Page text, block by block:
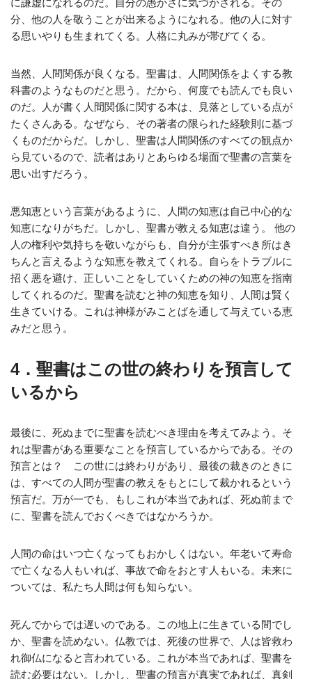
分、他の人を敬うことが出来るようになれる。他の人に対す
る思いやりも生まれてくる。人格に丸みが帯びてくる。
当然、人間関係が良くなる。聖書は、人間関係をよくする教
科書のようなものだと思う。だから、何度でも読んでも良い
のだ。人が書く人間関係に関する本は、見落としている点が
たくさんある。なぜなら、その著者の限られた経験則に基づ
くものだからだ。しかし、聖書は人間関係のすべての観点か
ら見ているので、読者はありとあらゆる場面で聖書の言葉を
思い出すだろう。
悪知恵という言葉があるように、人間の知恵は自己中心的な
知恵になりがちだ。しかし、聖書が教える知恵は違う。 他の
人の権利や気持ちを敬いながらも、自分が主張すべき所はき
ちんと言えるような知恵を教えてくれる。自らをトラブルに
招く悪を避け、正しいことをしていくための神の知恵を指南
してくれるのだ。聖書を読むと神の知恵を知り、人間は賢く
生きていける。これは神様がみことばを通して与えている恵
みだと思う。
4．聖書はこの世の終わりを預言して
いるから
最後に、死ぬまでに聖書を読むべき理由を考えてみよう。そ
れは聖書がある重要なことを預言しているからである。その
預言とは？ この世には終わりがあり、最後の裁きのときに
は、すべての人間が聖書の教えをもとにして裁かれるという
預言だ。万が一でも、もしこれが本当であれば、死ぬ前まで
に、聖書を読んでおくべきではなかろうか。
人間の命はいつ亡くなってもおかしくはない。年老いて寿命
で亡くなる人もいれば、事故で命をおとす人もいる。未来に
ついては、私たち人間は何も知らない。
死んでからでは遅いのである。この地上に生きている間でし
か、聖書を読めない。仏教では、死後の世界で、人は皆救わ
れ御仏になると言われている。これが本当であれば、聖書を
読む必要はない。しかし、聖書の預言が真実であれば、真剣